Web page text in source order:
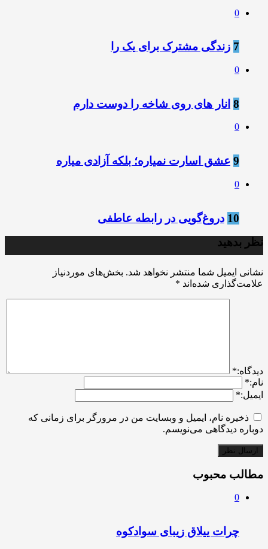
0
7 زندگی مشترک برای یک را
0
8 انار های روی شاخه را دوست دارم
0
9 عشق اسارت نمیاره؛ بلکه آزادی میاره
0
10 دروغ‌گویی در رابطه‌ عاطفی
نظر بدهید
نشانی ایمیل شما منتشر نخواهد شد. بخش‌های موردنیاز
علامت‌گذاری شده‌اند *
ديدگاه:*
نام:*
ایمیل:*
ذخیره نام، ایمیل و وبسایت من در مرورگر برای زمانی که
دوباره دیدگاهی می‌نویسم.
مطالب محبوب
0
چرات ییلاق زیبای سوادکوه